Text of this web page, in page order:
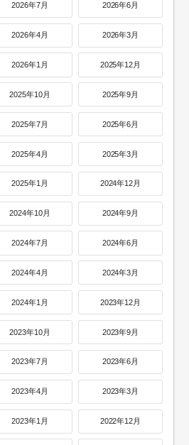
2026年7月 2026年6月
2026年4月 2026年3月
2026年1月 2025年12月
2025年10月 2025年9月
2025年7月 2025年6月
2025年4月 2025年3月
2025年1月 2024年12月
2024年10月 2024年9月
2024年7月 2024年6月
2024年4月 2024年3月
2024年1月 2023年12月
2023年10月 2023年9月
2023年7月 2023年6月
2023年4月 2023年3月
2023年1月 2022年12月